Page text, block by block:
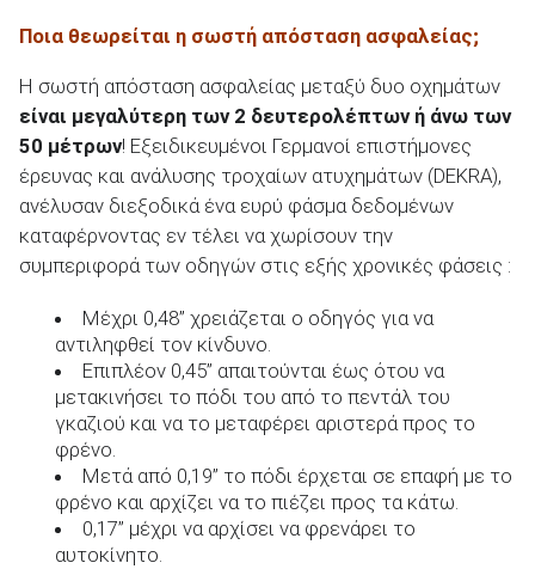
Ποια θεωρείται η σωστή απόσταση ασφαλείας;
Η σωστή απόσταση ασφαλείας μεταξύ δυο οχημάτων
είναι μεγαλύτερη των 2 δευτερολέπτων ή άνω των
50 μέτρων! Εξειδικευμένοι Γερμανοί επιστήμονες
έρευνας και ανάλυσης τροχαίων ατυχημάτων (DEKRA),
ανέλυσαν διεξοδικά ένα ευρύ φάσμα δεδομένων
καταφέρνοντας εν τέλει να χωρίσουν την
συμπεριφορά των οδηγών στις εξής χρονικές φάσεις :
Μέχρι 0,48’’ χρειάζεται ο οδηγός για να
αντιληφθεί τον κίνδυνο.
Επιπλέον 0,45’’ απαιτούνται έως ότου να
μετακινήσει το πόδι του από το πεντάλ του
γκαζιού και να το μεταφέρει αριστερά προς το
φρένο.
Μετά από 0,19’’ το πόδι έρχεται σε επαφή με το
φρένο και αρχίζει να το πιέζει προς τα κάτω.
0,17’’ μέχρι να αρχίσει να φρενάρει το
αυτοκίνητο.